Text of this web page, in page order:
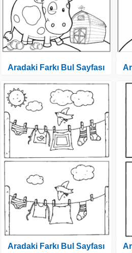
Aradaki Farkı Bul Sayfası
Aradaki Farkı Bul Sayfası